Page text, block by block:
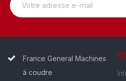
France General Machines
à coudre